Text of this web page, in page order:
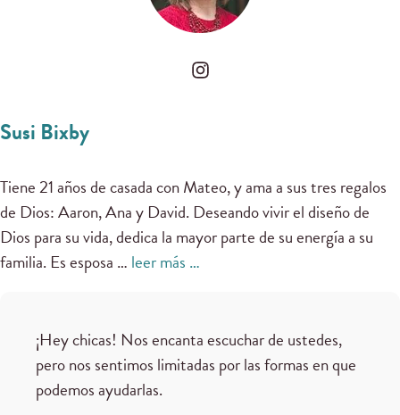
Susi Bixby
Tiene 21 años de casada con Mateo, y ama a sus tres regalos
de Dios: Aaron, Ana y David. Deseando vivir el diseño de
Dios para su vida, dedica la mayor parte de su energía a su
familia. Es esposa … leer más …
¡Hey chicas! Nos encanta escuchar de ustedes,
pero nos sentimos limitadas por las formas en que
podemos ayudarlas.